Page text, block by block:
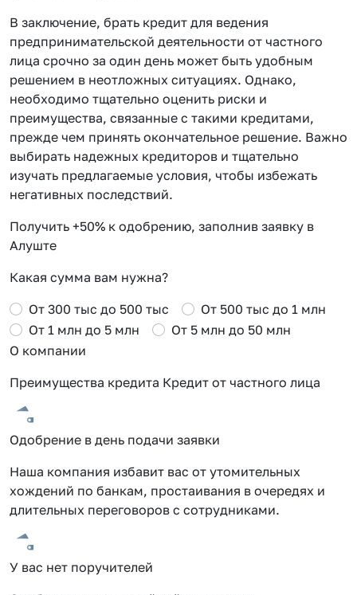
В заключение, брать кредит для ведения
предпринимательской деятельности от частного
лица срочно за один день может быть удобным
решением в неотложных ситуациях. Однако,
необходимо тщательно оценить риски и
преимущества, связанные с такими кредитами,
прежде чем принять окончательное решение. Важно
выбирать надежных кредиторов и тщательно
изучать предлагаемые условия, чтобы избежать
негативных последствий.
Получить +50% к одобрению, заполнив заявку в
Алуште
Какая сумма вам нужна?
От 300 тыс до 500 тыс
От 500 тыс до 1 млн
От 1 млн до 5 млн
От 5 млн до 50 млн
О компании
Преимущества кредита Кредит от частного лица
Одобрение в день подачи заявки
Наша компания избавит вас от утомительных
хождений по банкам, простаивания в очередях и
длительных переговоров с сотрудниками.
У вас нет поручителей